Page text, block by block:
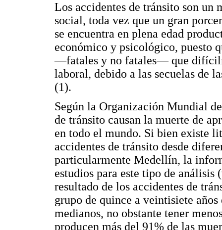
Los accidentes de tránsito son un
social, toda vez que un gran
se encuentra en plena edad
económico y psicológico, puesto
—fatales y no fatales— que
laboral, debido a las secuelas de
(1).
Según la Organización Mundial
de tránsito causan la muerte de
en todo el mundo. Si bien existe
accidentes de tránsito desde
particularmente Medellín, la
estudios para este tipo de análisis
resultado de los accidentes de
grupo de quince a veintisiete
medianos, no obstante tener
producen más del 91% de las